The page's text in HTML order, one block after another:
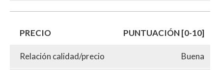
PRECIO PUNTUACIÓN [0-10]
Relación calidad/precio Buena